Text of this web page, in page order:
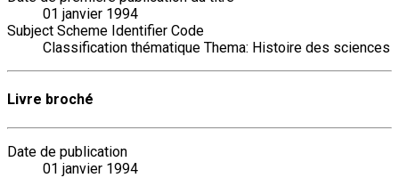
01 janvier 1994
Subject Scheme Identifier Code
Classification thématique Thema: Histoire des sciences
Livre broché
Date de publication
01 janvier 1994